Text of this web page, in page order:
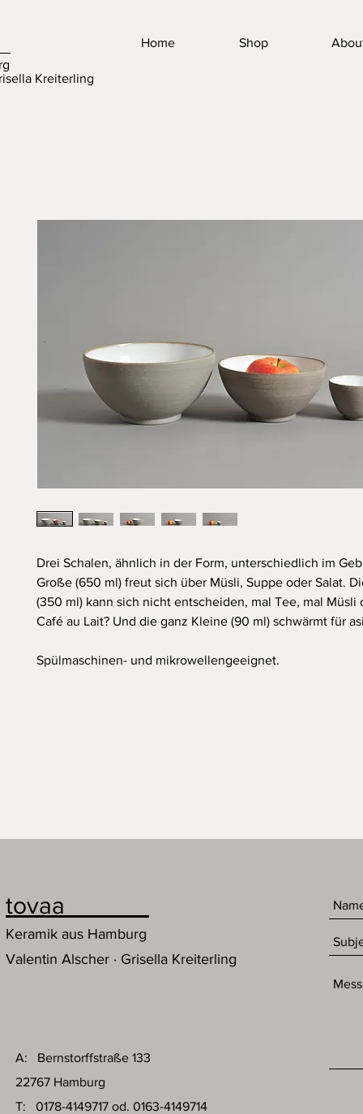
Home Shop
Kreiterling
Drei Schalen, ähnlich in der Form, unterschiedlich im
Große (650 ml) freut sich über Müsli, Suppe oder Salat.
(350 ml) kann sich nicht entscheiden, mal Tee, mal Müsli
Café au Lait? Und die ganz Kleine (90 ml) schwärmt für
Spülmaschinen- und mikrowellengeeignet.
tovaa
Keramik aus Hamburg
Valentin Alscher · Grisella Kreiterling
A: Bernstorffstraße 133
22767 Hamburg
T: 0178-4149717 od. 0163-4149714